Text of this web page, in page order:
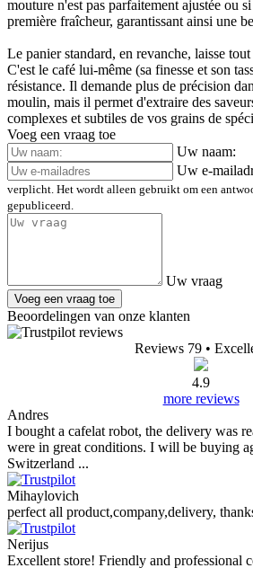
mouture n'est pas parfaitement ajustée ou
première fraîcheur, garantissant ainsi une
Le panier standard, en revanche, laisse
C'est le café lui-même (sa finesse et son
résistance. Il demande plus de précision
moulin, mais il permet d'extraire des
complexes et subtiles de vos grains de
Voeg een vraag toe
Uw naam:
Uw e-
verplicht. Het wordt alleen gebruikt om een
gepubliceerd.
Uw vraag
Voeg een vraag toe
Beoordelingen van onze klanten
Reviews 79 •
4.9
more reviews
Andres
I bought a cafelat robot, the delivery was
were in great conditions. I will be buying
Switzerland ...
Mihaylovich
perfect all product,company,delivery,
Nerijus
Excellent store! Friendly and professional